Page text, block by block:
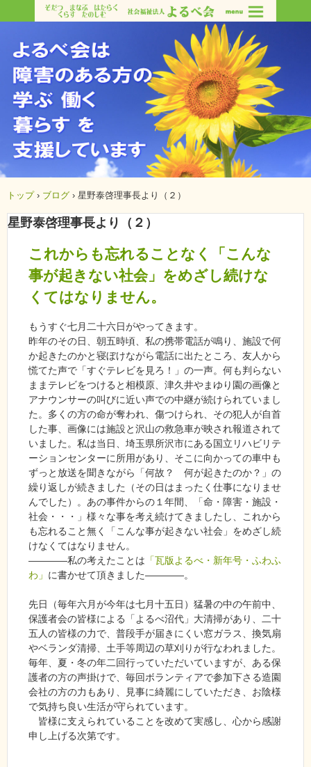
トップ › ブログ › 星野泰啓理事長より（２）
星野泰啓理事長より（２）
これからも忘れることなく「こんな
事が起きない社会」をめざし続けな
くてはなりません。
もうすぐ七月二十六日がやってきます。
昨年のその日、朝五時頃、私の携帯電話が鳴り、施設で何
か起きたのかと寝ぼけながら電話に出たところ、友人から
慌てた声で「すぐテレビを見ろ！」の一声。何も判らない
ままテレビをつけると相模原、津久井やまゆり園の画像と
アナウンサーの叫びに近い声での中継が続けられていまし
た。多くの方の命が奪われ、傷つけられ、その犯人が自首
した事、画像には施設と沢山の救急車が映され報道されて
いました。私は当日、埼玉県所沢市にある国立リハビリテ
ーションセンターに所用があり、そこに向かっての車中も
ずっと放送を聞きながら「何故？ 何が起きたのか？」の
繰り返しが続きました（その日はまったく仕事になりませ
んでした）。あの事件からの１年間、「命・障害・施設・
社会・・・」様々な事を考え続けてきましたし、これから
も忘れること無く「こんな事が起きない社会」をめざし続
けなくてはなりません。
――――私の考えたことは 「瓦版よるべ・新年号・ふわふ
わ」 に書かせて頂きました――――。
先日（毎年六月が今年は七月十五日）猛暑の中の午前中、
保護者会の皆様による「よるべ沼代」大清掃があり、二十
五人の皆様の力で、普段手が届きにくい窓ガラス、換気扇
やベランダ清掃、土手等周辺の草刈りが行なわれました。
毎年、夏・冬の年二回行っていただいていますが、ある保
護者の方の声掛けで、毎回ボランティアで参加下さる造園
会社の方の力もあり、見事に綺麗にしていただき、お陰様
で気持ち良い生活が守られています。
皆様に支えられていることを改めて実感し、心から感謝
申し上げる次第です。